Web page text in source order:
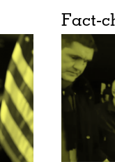
Fact-